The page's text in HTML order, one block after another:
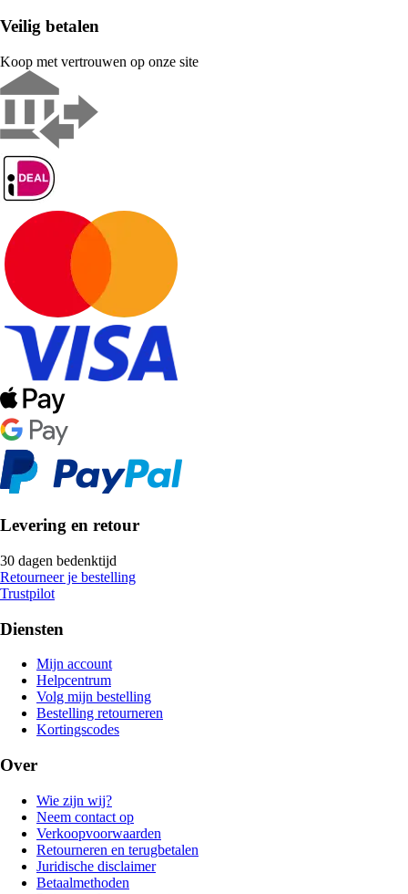
Veilig betalen
Koop met vertrouwen op onze site
Levering en retour
30 dagen bedenktijd
Retourneer je bestelling
Trustpilot
Diensten
Mijn account
Helpcentrum
Volg mijn bestelling
Bestelling retourneren
Kortingscodes
Over
Wie zijn wij?
Neem contact op
Verkoopvoorwaarden
Retourneren en terugbetalen
Juridische disclaimer
Betaalmethoden